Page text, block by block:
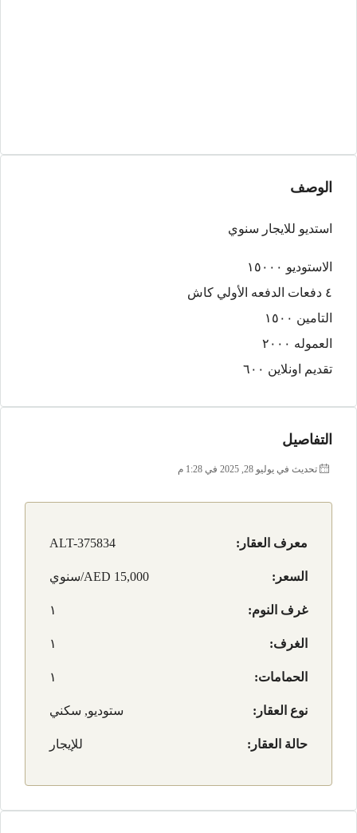
الوصف
استديو للايجار سنوي
الاستوديو ١٥٠٠٠
٤ دفعات الدفعه الأولي كاش
التامين ١٥٠٠
العموله ٢٠٠٠
تقديم اونلاين ٦٠٠
التفاصيل
تحديث في يوليو 28, 2025 في 1:28 م
معرف العقار: ALT-375834
السعر: AED 15,000/سنوي
غرف النوم: ١
الغرف: ١
الحمامات: ١
نوع العقار: ستوديو, سكني
حالة العقار: للإيجار